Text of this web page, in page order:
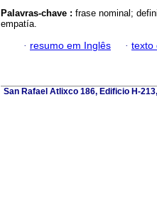
Palavras-chave : frase nominal;
empatía.
· resumo em Inglês · texto
San Rafael Atlixco 186, Edificio H-